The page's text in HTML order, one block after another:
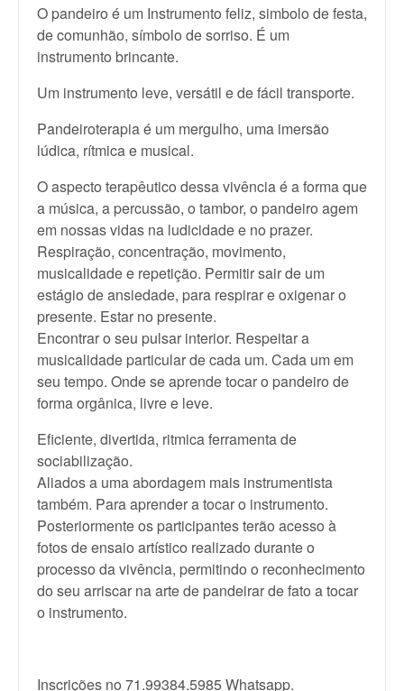
O pandeiro é um Instrumento feliz, simbolo de festa,
de comunhão, símbolo de sorriso. É um
instrumento brincante.
Um instrumento leve, versátil e de fácil transporte.
Pandeiroterapia é um mergulho, uma imersão
lúdica, rítmica e musical.
O aspecto terapêutico dessa vivência é a forma que
a música, a percussão, o tambor, o pandeiro agem
em nossas vidas na ludicidade e no prazer.
Respiração, concentração, movimento,
musicalidade e repetição. Permitir sair de um
estágio de ansiedade, para respirar e oxigenar o
presente. Estar no presente.
Encontrar o seu pulsar interior. Respeitar a
musicalidade particular de cada um. Cada um em
seu tempo. Onde se aprende tocar o pandeiro de
forma orgânica, livre e leve.
Eficiente, divertida, ritmica ferramenta de
sociabilização.
Aliados a uma abordagem mais instrumentista
também. Para aprender a tocar o instrumento.
Posteriormente os participantes terão acesso à
fotos de ensaio artístico realizado durante o
processo da vivência, permitindo o reconhecimento
do seu arriscar na arte de pandeirar de fato a tocar
o instrumento.
Inscrições no 71.99384.5985 Whatsapp.